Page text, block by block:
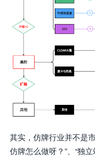
其实，仿牌行业并不是
仿牌怎么做呀？”、“独